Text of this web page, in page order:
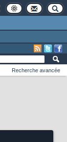
Recherche avancée